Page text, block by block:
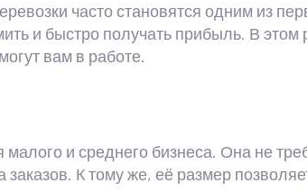
часто становятся одним из
и быстро получать прибыль. В этом
вам в работе.
и среднего бизнеса. Она не
К тому же, её размер